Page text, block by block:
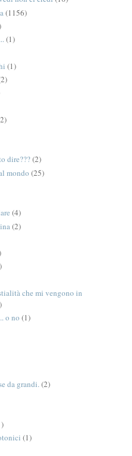
(1156)
(1)
(1)
dire???(2)
mondo (25)
(4)
(2)
che mi vengono in
o no (1)
da grandi.(2)
(1)